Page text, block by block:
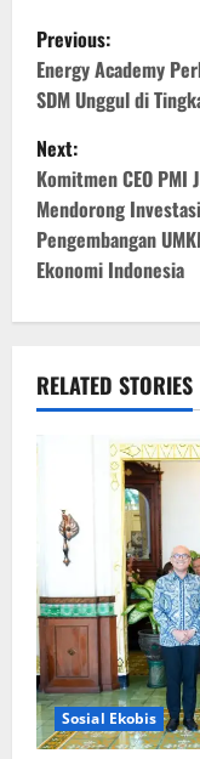
P
o
s
t
n
a
v
i
g
i
o
n
Previous:
Energy Academy
SDM Unggul di
Next:
Komitmen CEO PMI
Mendorong
Pengembangan
Ekonomi Indonesia
RELATED STORIES
Sosial Ekobis